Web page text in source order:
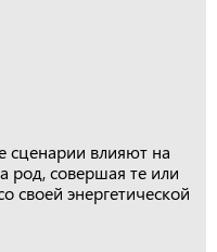
сценарии влияют на
род, совершая те или
своей энергетической